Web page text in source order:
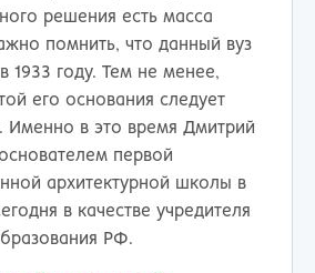
решения есть масса
помнить, что данный вуз
1933 году. Тем не менее,
его основания следует
Именно в это время Дмитрий
первой
архитектурной школы в
в качестве учредителя
РФ.